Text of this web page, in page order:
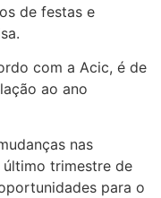
de festas e
com a Acic, é de
ao ano
nas
trimestre de
para o